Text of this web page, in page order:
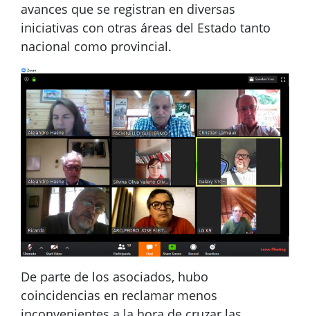
avances que se registran en diversas
iniciativas con otras áreas del Estado tanto
nacional como provincial.
De parte de los asociados, hubo
coincidencias en reclamar menos